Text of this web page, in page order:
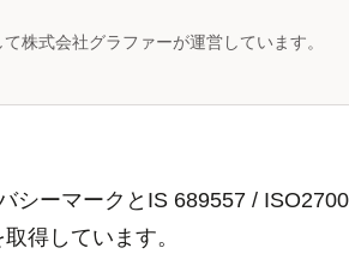
株式会社グラファーが運営しています。
シーマークとIS 689557 /
得しています。